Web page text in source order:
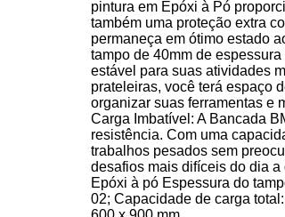
pintura em Epóxi à Pó
também uma proteção extra
permaneça em ótimo estado
tampo de 40mm de
estável para suas atividades
prateleiras, você terá espaço
organizar suas ferramentas e
Carga Imbatível: A Bancada
resistência. Com uma
trabalhos pesados sem
desafios mais difíceis do dia
Epóxi à pó Espessura do
02; Capacidade de carga